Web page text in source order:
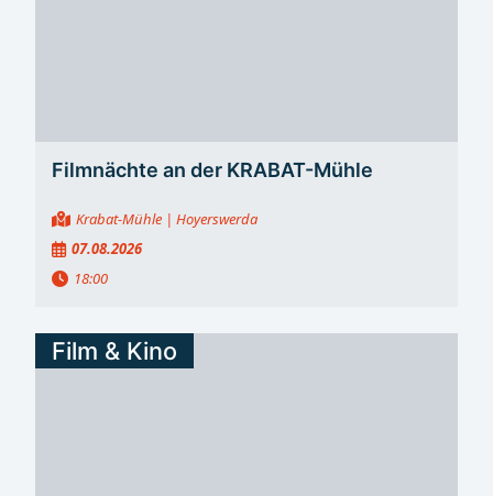
Filmnächte an der KRABAT-Mühle
Krabat-Mühle | Hoyerswerda
07.08.2026
18:00
Film & Kino